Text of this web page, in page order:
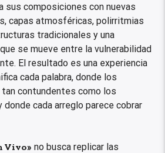
sus composiciones con nuevas
capas atmosféricas, polirritmias
tradicionales y una
se mueve entre la vulnerabilidad
El resultado es una experiencia
cada palabra, donde los
contundentes como los
cada arreglo parece cobrar
Vivo» no busca replicar las